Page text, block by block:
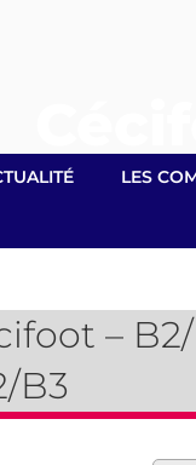
Site officiel lié à
LES
– B2/
B3